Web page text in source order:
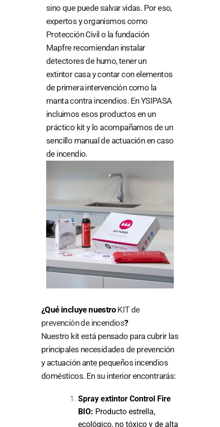
sino que puede salvar vidas. Por eso,
expertos y organismos como
Protección Civil o la fundación
Mapfre recomiendan instalar
detectores de humo, tener un
extintor casa y contar con elementos
de primera intervención como la
manta contra incendios. En YSIPASA
incluimos esos productos en un
práctico kit y lo acompañamos de un
sencillo manual de actuación en caso
de incendio.
¿Qué incluye nuestro KIT de
prevención de incendios?
Nuestro kit está pensado para cubrir las
principales necesidades de prevención
y actuación ante pequeños incendios
domésticos. En su interior encontrarás:
Spray extintor Control Fire
BIO: Producto estrella,
ecológico, no tóxico y de alta